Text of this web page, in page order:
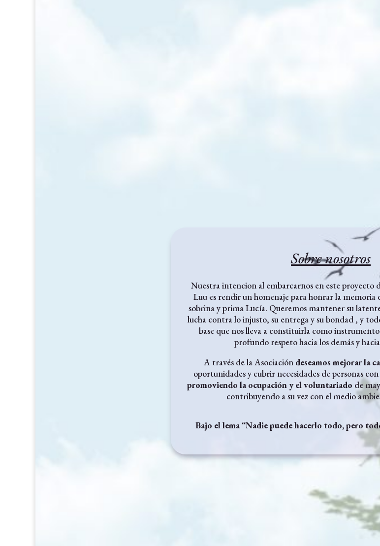
Sobre nosotros
Nuestra intencion al embarcarnos en este proyecto
Luu es rendir un homenaje para honrar la memoria
sobrina y prima Lucía. Queremos mantener su
lucha contra lo injusto, su entrega y su bondad , y
base que nos lleva a constituirla como
profundo respeto hacia los demás y
A través de la Asociación deseamos mejorar la
oportunidades y cubrir necesidades de personas
promoviendo la ocupación y el voluntariado de
contribuyendo a su vez con el medio
Bajo el lema “Nadie puede hacerlo todo, pero